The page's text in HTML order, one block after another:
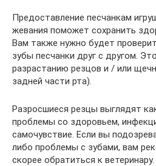
Предоставление песчанкам
жевания поможет сохранить
Вам также нужно будет
зубы песчанки друг с другом.
разрастанию резцов и / или
задней части рта).
Разросшиеся резцы выглядят
проблемы со здоровьем,
самочувствие. Если вы
либо проблемы с зубами, вам
скорее обратиться к ветеринару.